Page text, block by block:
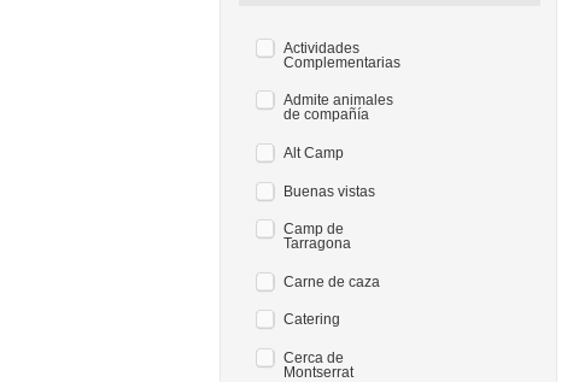
Actividades
Complementarias
Admite animales
de compañía
Alt Camp
Buenas vistas
Camp de
Tarragona
Carne de caza
Catering
Cerca de
Montserrat